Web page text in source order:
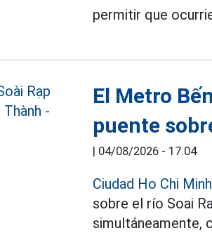
permitir que
El Metro
puente
| 04/08/2026 - 17:04
Ciudad Ho Chi Minh
sobre el río Soai
simultáneamente,